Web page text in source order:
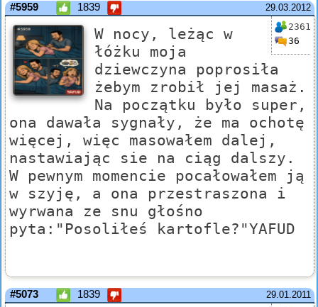
29.03.2012
#5959 1839
2361
36
W nocy, leżąc w
łóżku moja
dziewczyna poprosiła
żebym zrobił jej masaż.
Na początku było super,
ona dawała sygnały, że ma ochotę
więcej, więc masowałem dalej,
nastawiając sie na ciąg dalszy.
W pewnym momencie pocałowałem ją
w szyję, a ona przestraszona i
wyrwana ze snu głośno
pyta:"Posoliłeś kartofle?"YAFUD
29.01.2011
#5073 1839